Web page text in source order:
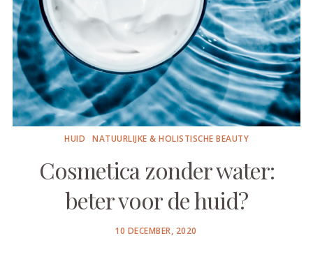
HUID NATUURLIJKE & HOLISTISCHE BEAUTY
Cosmetica zonder water:
beter voor de huid?
POSTED
10 DECEMBER, 2020